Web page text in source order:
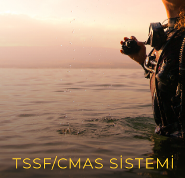
TSSF/CMAS SİSTEMİ